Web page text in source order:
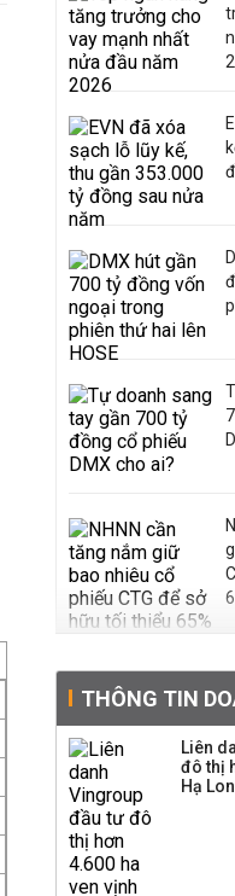
THÔNG TIN
Liên
đô thị
Hạ